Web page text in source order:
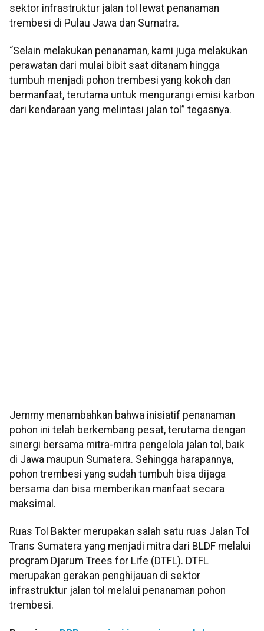
sektor infrastruktur jalan tol lewat penanaman
trembesi di Pulau Jawa dan Sumatra.
“Selain melakukan penanaman, kami juga melakukan
perawatan dari mulai bibit saat ditanam hingga
tumbuh menjadi pohon trembesi yang kokoh dan
bermanfaat, terutama untuk mengurangi emisi karbon
dari kendaraan yang melintasi jalan tol” tegasnya.
Jemmy menambahkan bahwa inisiatif penanaman
pohon ini telah berkembang pesat, terutama dengan
sinergi bersama mitra-mitra pengelola jalan tol, baik
di Jawa maupun Sumatera. Sehingga harapannya,
pohon trembesi yang sudah tumbuh bisa dijaga
bersama dan bisa memberikan manfaat secara
maksimal.
Ruas Tol Bakter merupakan salah satu ruas Jalan Tol
Trans Sumatera yang menjadi mitra dari BLDF melalui
program Djarum Trees for Life (DTFL). DTFL
merupakan gerakan penghijauan di sektor
infrastruktur jalan tol melalui penanaman pohon
trembesi.